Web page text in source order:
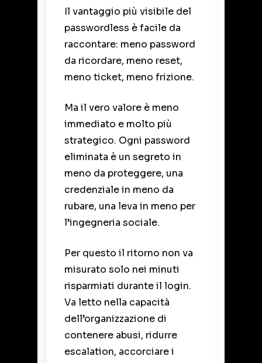
Il vantaggio più visibile del
passwordless è facile da
raccontare: meno password
da ricordare, meno reset,
meno ticket, meno frizione.
Ma il vero valore è meno
immediato e molto più
strategico. Ogni password
eliminata è un segreto in
meno da proteggere, una
credenziale in meno da
rubare, una leva in meno per
l’ingegneria sociale.
Per questo il ritorno non va
misurato solo nei minuti
risparmiati durante il login.
Va letto nella capacità
dell’organizzazione di
contenere abusi, ridurre
escalation, accorciare i